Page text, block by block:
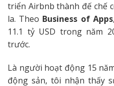
triển Airbnb thành đế chế
la. Theo Business of Apps
11.1 tỷ USD trong năm
trước.
Là người hoạt động 15
động sản, tôi nhận thấy